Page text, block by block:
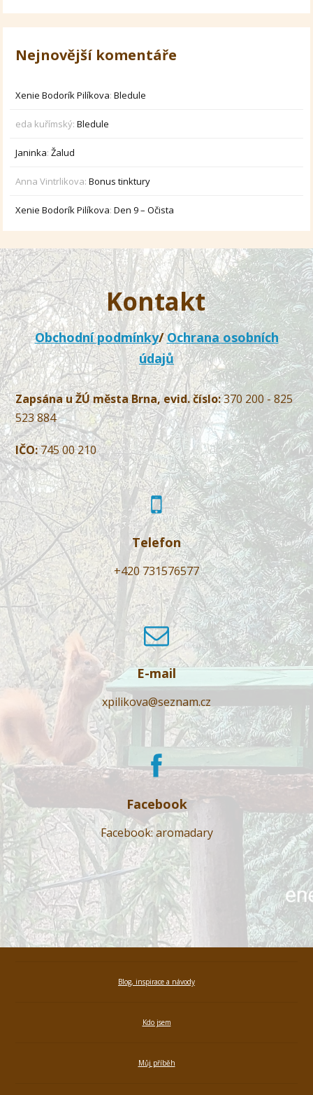
Nejnovější komentáře
Xenie Bodorík Pilíkova:Bledule
eda kuřímský:Bledule
Janinka:Žalud
Anna Vintrlikova:Bonus tinktury
Xenie Bodorík Pilíkova:Den 9 – Očista
Kontakt
Obchodní podmínky/Ochrana osobních
údajů
Zapsána u ŽÚ města Brna, evid. číslo:370 200 - 825
523 884
IČO:745 00 210
Telefon
+420 731576577
E-mail
xpilikova@seznam.cz
Facebook
Facebook: aromadary
Blog, inspirace a návody
Kdo jsem
Můj příběh